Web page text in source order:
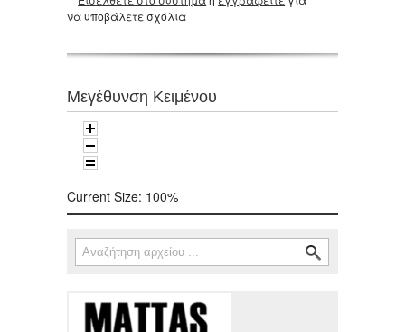
να υποβάλετε σχόλια
Μεγέθυνση Κειμένου
Current Size: 100%
Φόρμα αναζήτησης
Αναζήτηση